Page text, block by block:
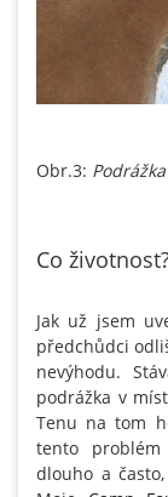
Obr.3:
Co
Jak už jsem
předchůdci
nevýhodu.
podrážka v
Tenu na tom
tento
dlouho a